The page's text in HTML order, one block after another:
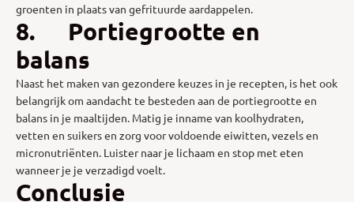
groenten in plaats van gefrituurde aardappelen.
8. Portiegrootte en
balans
Naast het maken van gezondere keuzes in je recepten, is het ook
belangrijk om aandacht te besteden aan de portiegrootte en
balans in je maaltijden. Matig je inname van koolhydraten,
vetten en suikers en zorg voor voldoende eiwitten, vezels en
micronutriënten. Luister naar je lichaam en stop met eten
wanneer je je verzadigd voelt.
Conclusie